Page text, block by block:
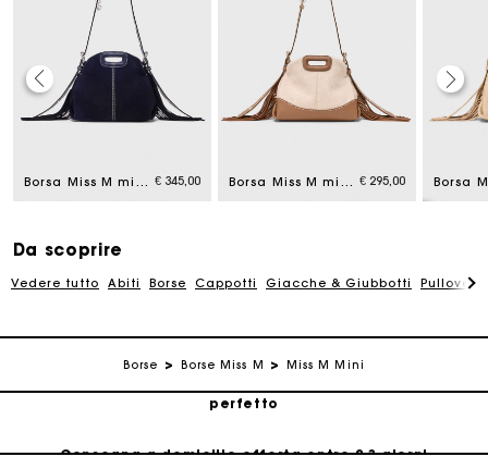
Borsa Miss M mini in scamosciato € 345,00 Borsa Miss M mini in tela e pelle € 295,00
Da scoprire
Vedere tutto Abiti Borse Cappotti Giacche & Giubbotti
Borse Borse Miss M Miss M Mini
La carta regalo Maje: il modo migliore per fare il regalo
perfetto
La carta regalo Maje: il modo migliore per fare il regalo
perfetto